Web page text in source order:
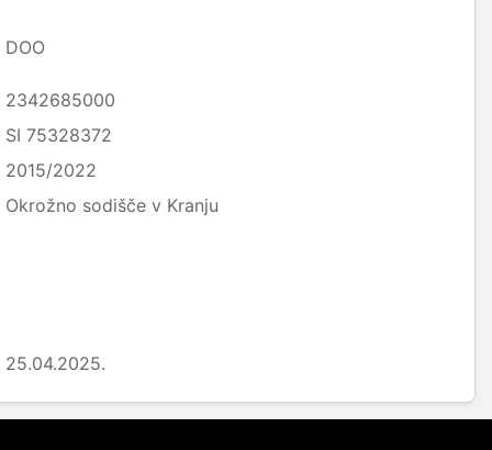
DOO
2342685000
SI 75328372
2015/2022
Okrožno sodišče v Kranju
25.04.2025.